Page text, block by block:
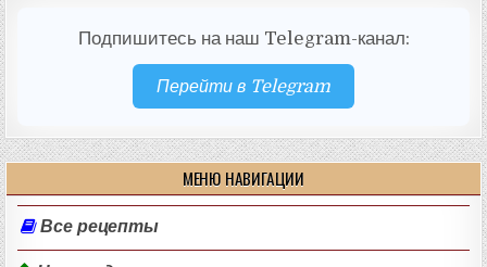
Подпишитесь на наш Telegram-канал:
Перейти в Telegram
МЕНЮ НАВИГАЦИИ
Все рецепты